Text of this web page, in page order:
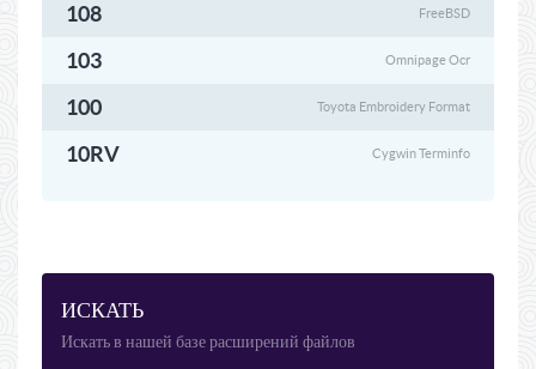
108 FreeBSD
103 Omnipage Ocr
100 Toyota Embroidery Format
10RV Cygwin Terminfo
ИСКАТЬ
Искать в нашей базе расширений файлов